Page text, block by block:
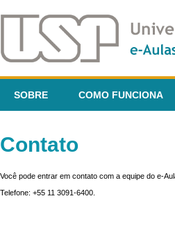
SOBRE COMO FUNCIONA
Contato
Você pode entrar em contato com a equipe do e-
Telefone: +55 11 3091-6400.